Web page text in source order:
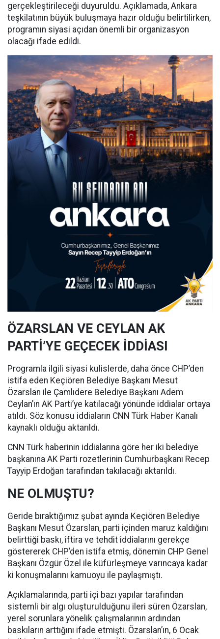
gerçekleştirileceği duyuruldu. Açıklamada, Ankara
teşkilatının büyük buluşmaya hazır olduğu belirtilirken,
programın siyasi açıdan önemli bir organizasyon
olacağı ifade edildi.
ÖZARSLAN VE CEYLAN AK
PARTİ’YE GEÇECEK İDDİASI
Programla ilgili siyasi kulislerde, daha önce CHP’den
istifa eden Keçiören Belediye Başkanı Mesut
Özarslan ile Çamlıdere Belediye Başkanı Adem
Ceylan’ın AK Parti’ye katılacağı yönünde iddialar ortaya
atıldı. Söz konusu iddiaların CNN Türk Haber Kanalı
kaynaklı olduğu aktarıldı.
CNN Türk haberinin iddialarına göre her iki belediye
başkanına AK Parti rozetlerinin Cumhurbaşkanı Recep
Tayyip Erdoğan tarafından takılacağı aktarıldı.
NE OLMUŞTU?
Geride bıraktığımız şubat ayında Keçiören Belediye
Başkanı Mesut Özarslan, parti içinden maruz kaldığını
belirttiği baskı, iftira ve tehdit iddialarını gerekçe
göstererek CHP’den istifa etmiş, dönemin CHP Genel
Başkanı Özgür Özel ile küfürleşmeye varıncaya kadar
ki konuşmalarını kamuoyu ile paylaşmıştı.
Açıklamalarında, parti içi bazı yapılar tarafından
sistemli bir algı oluşturulduğunu ileri süren Özarslan,
yerel sorunlara yönelik çalışmalarının ardından
baskıların arttığını ifade etmişti. Özarslan’ın, 6 Ocak